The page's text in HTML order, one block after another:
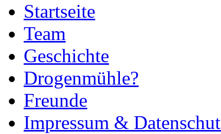
Startseite
Team
Geschichte
Drogenmühle?
Freunde
Impressum &